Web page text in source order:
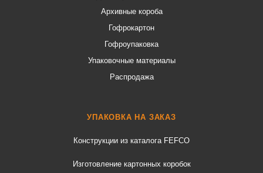
Архивные короба
Гофрокартон
Гофроупаковка
Упаковочные материалы
Распродажа
УПАКОВКА НА ЗАКАЗ
Конструкции из каталога FEFCO
Изготовление картонных коробок